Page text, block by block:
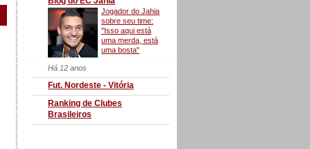
Jogador do Jahia
sobre seu time:
"Isso aqui está
uma merda, está
uma bosta"
Há 12 anos
Fut. Nordeste - Vitória
Ranking de Clubes
Brasileiros